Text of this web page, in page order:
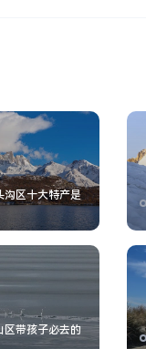
沟区十大特产是
区带孩子必去的